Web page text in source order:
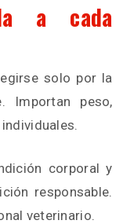
a cada
solo por la
Importan peso,
corporal y
responsable.
veterinario.